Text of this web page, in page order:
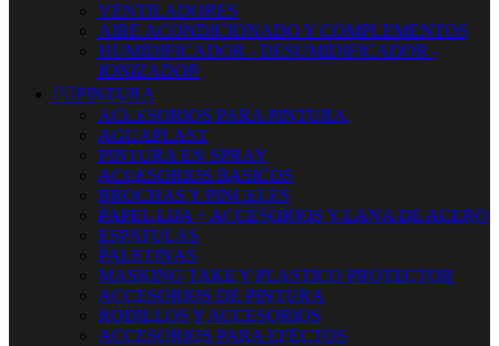
VENTILADORES
AIRE ACONDICIONADO Y COMPLEMENTOS
HUMIDIFICADOR - DESUMIDIFICADOR -
IONIZADOR
 PINTURA
ACCESORIOS PARA PINTURA
AGUAPLAST
PINTURA EN SPRAY
ACCESORIOS BASICOS
BROCHAS Y PINCELES
PAPEL LIJA + ACCESORIOS Y LANA DE ACERO
ESPATULAS
PALETINAS
MASKING TAKE Y PLASTICO PROTECTOR
ACCESORIOS DE PINTURA
RODILLOS Y ACCESORIOS
ACCESORIOS PARA EFECTOS